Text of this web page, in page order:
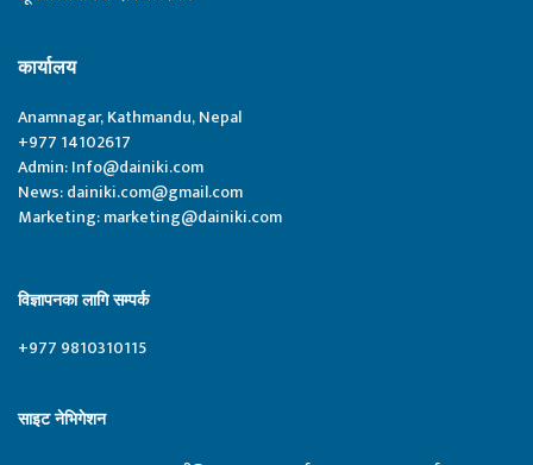
कार्यालय
Anamnagar, Kathmandu, Nepal
+977 14102617
Admin:Info@dainiki.com
News:dainiki.com@gmail.com
Marketing:marketing@dainiki.com
विज्ञापनका लागि सम्पर्क
+977 9810310115
साइट नेभिगेशन